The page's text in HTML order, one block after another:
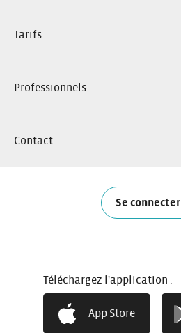
Tarifs
Professionnels
Contact
Se connecter
Téléchargez l'application :
App Store
2 à 5 portes
Petit coffre